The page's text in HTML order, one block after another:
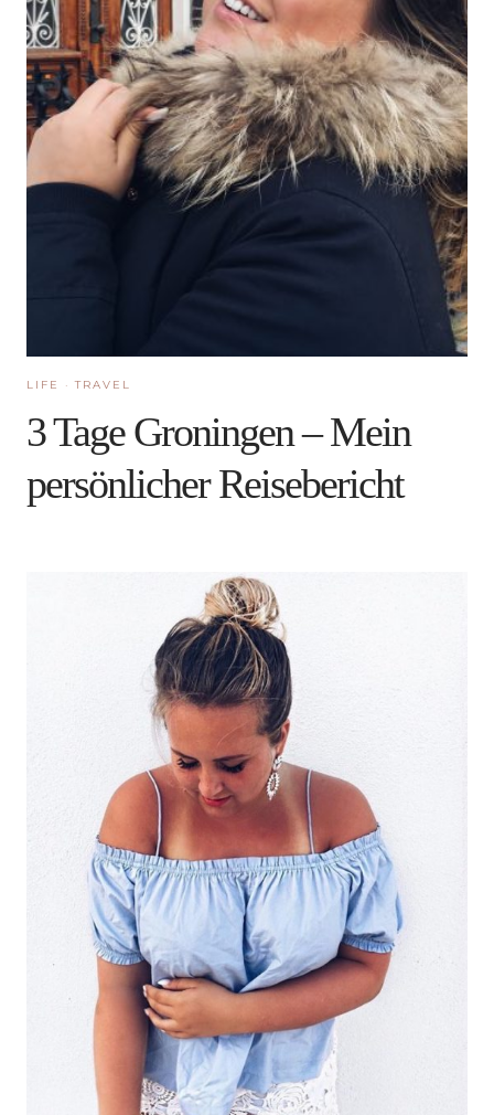
LIFE ·TRAVEL
3 Tage Groningen – Mein
persönlicher Reisebericht